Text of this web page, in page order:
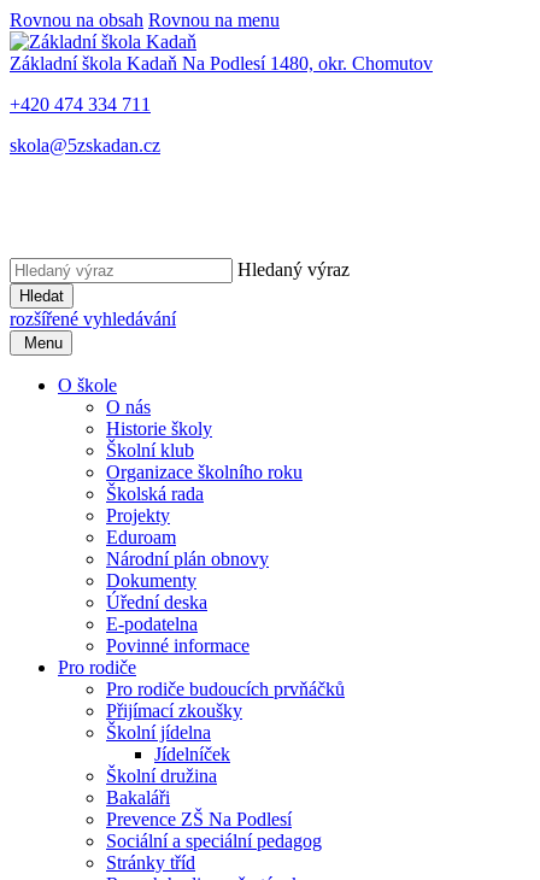
Rovnou na obsah Rovnou na menu
Základní škola Kadaň Na Podlesí 1480, okr. Chomutov
+420 474 334 711
skola@5zskadan.cz
Hledaný výraz
Hledat
rozšířené vyhledávání
Menu
O škole
O nás
Historie školy
Školní klub
Organizace školního roku
Školská rada
Projekty
Eduroam
Národní plán obnovy
Dokumenty
Úřední deska
E-podatelna
Povinné informace
Pro rodiče
Pro rodiče budoucích prvňáčků
Přijímací zkoušky
Školní jídelna
Jídelníček
Školní družina
Bakaláři
Prevence ZŠ Na Podlesí
Sociální a speciální pedagog
Stránky tříd